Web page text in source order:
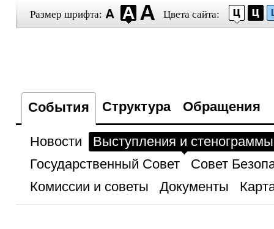
Размер шрифта: Цвета сайта:
События Структура Обращения
Новости
Выступления и стенограммы
Государственный Совет
Совет
Комиссии и советы
Документы